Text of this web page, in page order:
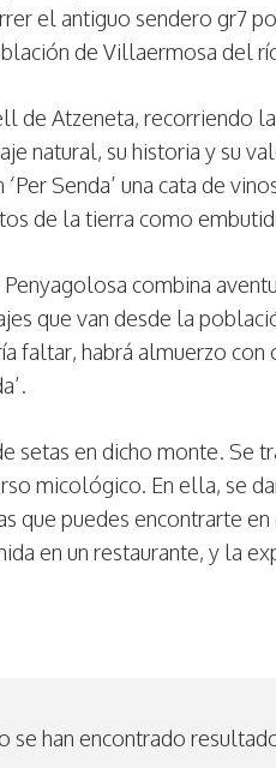
el antiguo sendero gr7
de Villaermosa del
de Atzeneta, recorriendo
natural, su historia y su
Senda’ una cata de
de la tierra como
combina
que van desde la
faltar, habrá almuerzo
setas en dicho monte. Se
micológico. En ella, se
que puedes encontrarte
en un restaurante, y la
se han encontrado